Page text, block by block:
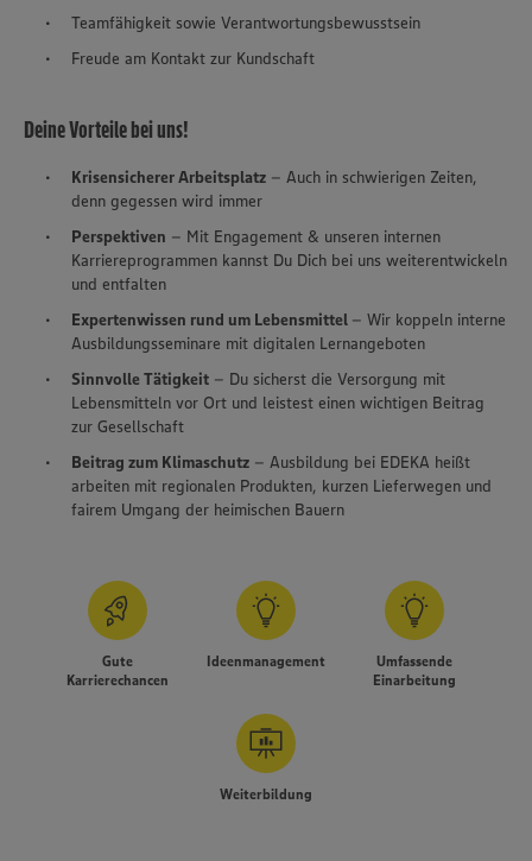
Teamfähigkeit sowie Verantwortungsbewusstsein
Freude am Kontakt zur Kundschaft
Deine Vorteile bei uns!
Krisensicherer Arbeitsplatz – Auch in schwierigen Zeiten,
denn gegessen wird immer
Perspektiven – Mit Engagement & unseren internen
Karriereprogrammen kannst Du Dich bei uns weiterentwickeln
und entfalten
Expertenwissen rund um Lebensmittel – Wir koppeln interne
Ausbildungsseminare mit digitalen Lernangeboten
Sinnvolle Tätigkeit – Du sicherst die Versorgung mit
Lebensmitteln vor Ort und leistest einen wichtigen Beitrag
zur Gesellschaft
Beitrag zum Klimaschutz – Ausbildung bei EDEKA heißt
arbeiten mit regionalen Produkten, kurzen Lieferwegen und
fairem Umgang der heimischen Bauern
Gute
Karrierechancen
Ideenmanagement
Umfassende
Einarbeitung
Weiterbildung